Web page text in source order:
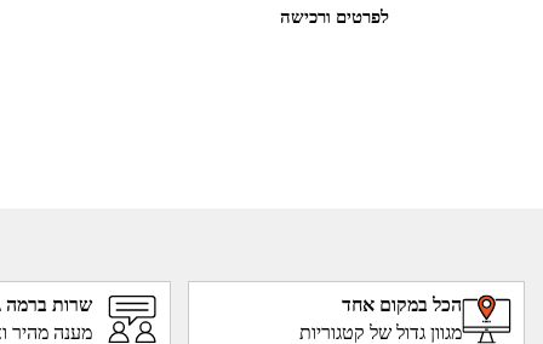
לפרטים ורכישה
הכל במקום אחד
מגוון גדול של קטגוריות
שרות ברמה
מענה מהיר